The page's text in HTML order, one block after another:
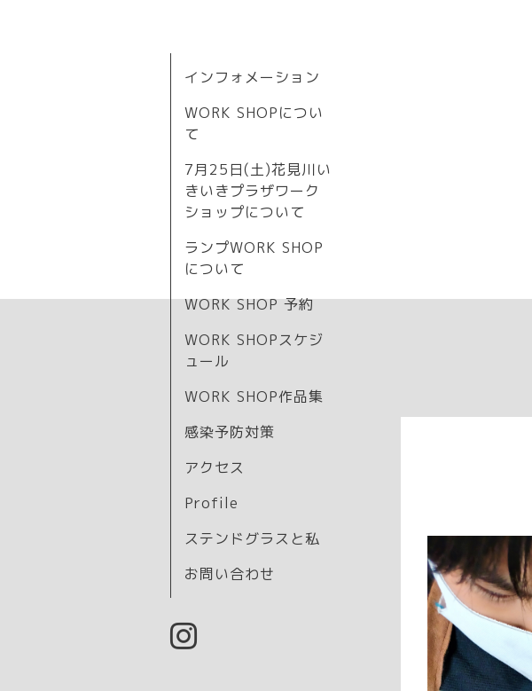
インフォメーション
WORK SHOPについ
て
7月25日(土)花見川い
きいきプラザワーク
ショップについて
ランプWORK SHOP
について
WORK SHOP 予約
WORK SHOPスケジ
ュール
WORK SHOP作品集
感染予防対策
アクセス
Profile
ステンドグラスと私
お問い合わせ